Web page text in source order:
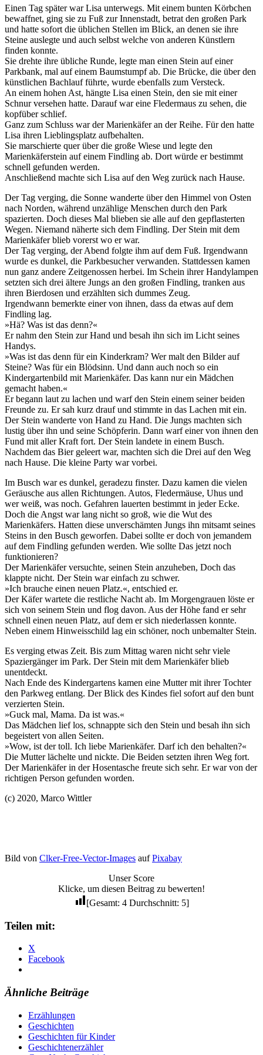
Einen Tag später war Lisa unterwegs. Mit einem bunten Körbchen
bewaffnet, ging sie zu Fuß zur Innenstadt, betrat den großen Park
und hatte sofort die üblichen Stellen im Blick, an denen sie ihre
Steine auslegte und auch selbst welche von anderen Künstlern
finden konnte.
Sie drehte ihre übliche Runde, legte man einen Stein auf einer
Parkbank, mal auf einem Baumstumpf ab. Die Brücke, die über den
künstlichen Bachlauf führte, wurde ebenfalls zum Versteck.
An einem hohen Ast, hängte Lisa einen Stein, den sie mit einer
Schnur versehen hatte. Darauf war eine Fledermaus zu sehen, die
kopfüber schlief.
Ganz zum Schluss war der Marienkäfer an der Reihe. Für den hatte
Lisa ihren Lieblingsplatz aufbehalten.
Sie marschierte quer über die große Wiese und legte den
Marienkäferstein auf einem Findling ab. Dort würde er bestimmt
schnell gefunden werden.
Anschließend machte sich Lisa auf den Weg zurück nach Hause.
Der Tag verging, die Sonne wanderte über den Himmel von Osten
nach Norden, während unzählige Menschen durch den Park
spazierten. Doch dieses Mal blieben sie alle auf den gepflasterten
Wegen. Niemand näherte sich dem Findling. Der Stein mit dem
Marienkäfer blieb vorerst wo er war.
Der Tag verging, der Abend folgte ihm auf dem Fuß. Irgendwann
wurde es dunkel, die Parkbesucher verwanden. Stattdessen kamen
nun ganz andere Zeitgenossen herbei. Im Schein ihrer Handylampen
setzten sich drei ältere Jungs an den großen Findling, tranken aus
ihren Bierdosen und erzählten sich dummes Zeug.
Irgendwann bemerkte einer von ihnen, dass da etwas auf dem
Findling lag.
»Hä? Was ist das denn?«
Er nahm den Stein zur Hand und besah ihn sich im Licht seines
Handys.
»Was ist das denn für ein Kinderkram? Wer malt den Bilder auf
Steine? Was für ein Blödsinn. Und dann auch noch so ein
Kindergartenbild mit Marienkäfer. Das kann nur ein Mädchen
gemacht haben.«
Er begann laut zu lachen und warf den Stein einem seiner beiden
Freunde zu. Er sah kurz drauf und stimmte in das Lachen mit ein.
Der Stein wanderte von Hand zu Hand. Die Jungs machten sich
lustig über ihn und seine Schöpferin. Dann warf einer von ihnen den
Fund mit aller Kraft fort. Der Stein landete in einem Busch.
Nachdem das Bier geleert war, machten sich die Drei auf den Weg
nach Hause. Die kleine Party war vorbei.
Im Busch war es dunkel, geradezu finster. Dazu kamen die vielen
Geräusche aus allen Richtungen. Autos, Fledermäuse, Uhus und
wer weiß, was noch. Gefahren lauerten bestimmt in jeder Ecke.
Doch die Angst war lang nicht so groß, wie die Wut des
Marienkäfers. Hatten diese unverschämten Jungs ihn mitsamt seines
Steins in den Busch geworfen. Dabei sollte er doch von jemandem
auf dem Findling gefunden werden. Wie sollte Das jetzt noch
funktionieren?
Der Marienkäfer versuchte, seinen Stein anzuheben, Doch das
klappte nicht. Der Stein war einfach zu schwer.
»Ich brauche einen neuen Platz.«, entschied er.
Der Käfer wartete die restliche Nacht ab. Im Morgengrauen löste er
sich von seinem Stein und flog davon. Aus der Höhe fand er sehr
schnell einen neuen Platz, auf dem er sich niederlassen konnte.
Neben einem Hinweisschild lag ein schöner, noch unbemalter Stein.
Es verging etwas Zeit. Bis zum Mittag waren nicht sehr viele
Spaziergänger im Park. Der Stein mit dem Marienkäfer blieb
unentdeckt.
Nach Ende des Kindergartens kamen eine Mutter mit ihrer Tochter
den Parkweg entlang. Der Blick des Kindes fiel sofort auf den bunt
verzierten Stein.
»Guck mal, Mama. Da ist was.«
Das Mädchen lief los, schnappte sich den Stein und besah ihn sich
begeistert von allen Seiten.
»Wow, ist der toll. Ich liebe Marienkäfer. Darf ich den behalten?«
Die Mutter lächelte und nickte. Die Beiden setzten ihren Weg fort.
Der Marienkäfer in der Hosentasche freute sich sehr. Er war von der
richtigen Person gefunden worden.
(c) 2020, Marco Wittler
Bild von Clker-Free-Vector-Images aufPixabay
Unser Score
Klicke, um diesen Beitrag zu bewerten!
[Gesamt: 4Durchschnitt: 5]
Teilen mit:
X
Facebook
Ähnliche Beiträge
Erzählungen
Geschichten
Geschichten für Kinder
Geschichtenerzähler